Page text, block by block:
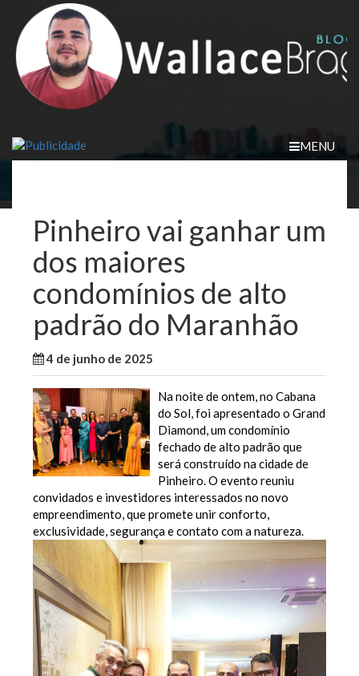
content
MENU
Pinheiro vai ganhar um
dos maiores
condomínios de alto
padrão do Maranhão
4 de junho de 2025
Na noite de ontem, no Cabana
do Sol, foi apresentado o Grand
Diamond, um condomínio
fechado de alto padrão que
será construído na cidade de
Pinheiro. O evento reuniu
convidados e investidores interessados no novo
empreendimento, que promete unir conforto,
exclusividade, segurança e contato com a natureza.